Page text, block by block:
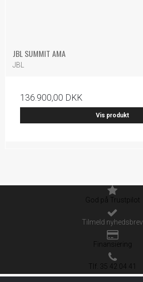
JBL SUMMIT AMA
JBL
136.900,00 DKK
Vis produkt
God på Trustpilot
Tilmeld nyhedsbrev
Finansiering
Tlf. 35 42 04 41